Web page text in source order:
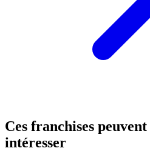
Ces franchises peuvent
intéresser